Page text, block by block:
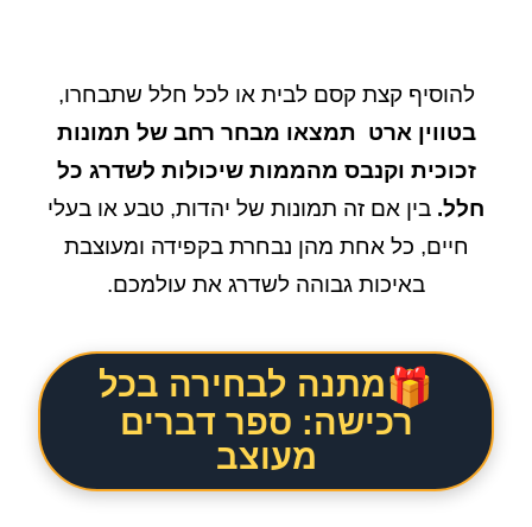
להוסיף קצת קסם לבית או לכל חלל שתבחרו,
בטווין ארט תמצאו מבחר רחב של תמונות
זכוכית וקנבס מהממות שיכולות לשדרג כל
חלל. בין אם זה תמונות של יהדות, טבע או בעלי
חיים, כל אחת מהן נבחרת בקפידה ומעוצבת
באיכות גבוהה לשדרג את עולמכם.
מתנה לבחירה בכל
רכישה: ספר דברים
מעוצב